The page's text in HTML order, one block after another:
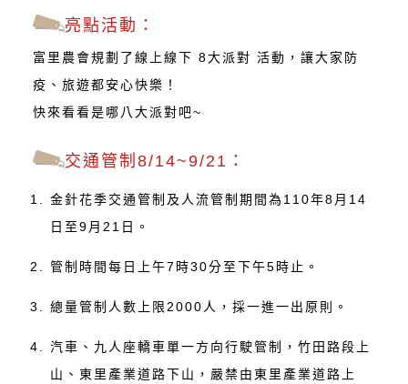
亮點活動：
富里農會規劃了線上線下 8大派對 活動，讓大家防
疫、旅遊都安心快樂！
快來看看是哪八大派對吧~
交通管制8/14~9/21：
金針花季交通管制及人流管制期間為110年8月14
日至9月21日。
管制時間每日上午7時30分至下午5時止。
總量管制人數上限2000人，採一進一出原則。
汽車、九人座轎車單一方向行駛管制，竹田路段上
山、東里產業道路下山，嚴禁由東里產業道路上